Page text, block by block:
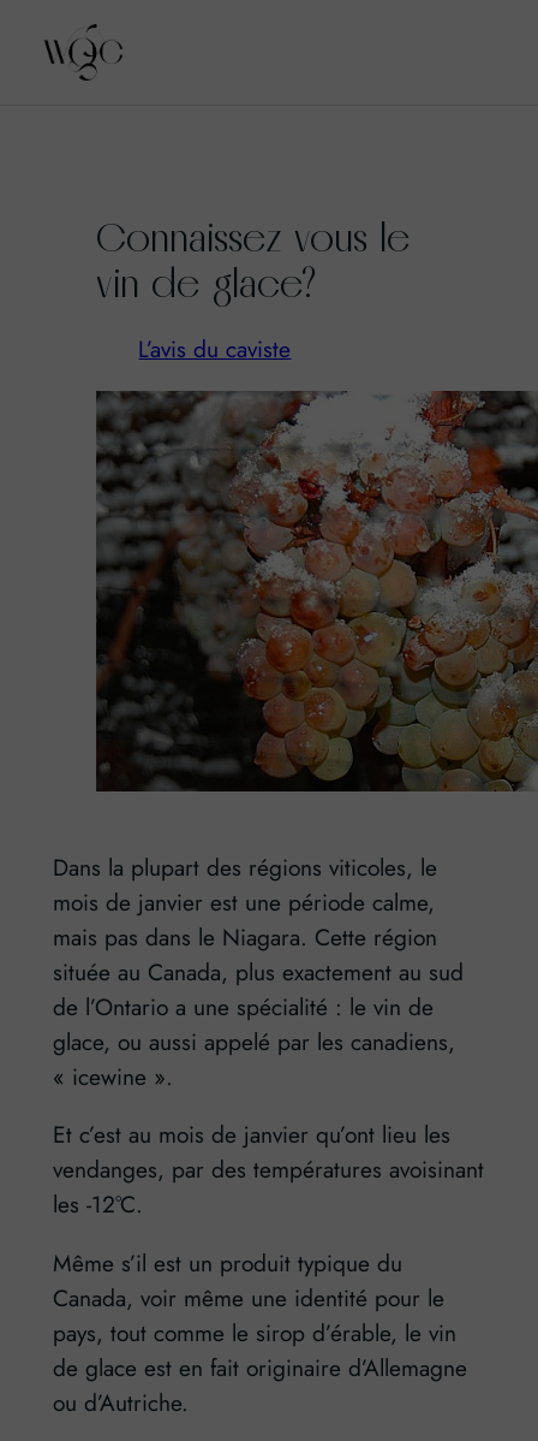
Connaissez vous le
vin de glace?
L’avis du caviste
Dans la plupart des régions viticoles, le
mois de janvier est une période calme,
mais pas dans le Niagara. Cette région
située au Canada, plus exactement au sud
de l’Ontario a une spécialité : le vin de
glace, ou aussi appelé par les canadiens,
« icewine ».
Et c’est au mois de janvier qu’ont lieu les
vendanges, par des températures avoisinant
les -12°C.
Même s’il est un produit typique du
Canada, voir même une identité pour le
pays, tout comme le sirop d’érable, le vin
de glace est en fait originaire d’Allemagne
ou d’Autriche.